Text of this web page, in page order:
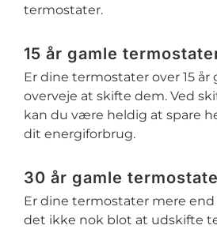
termostater.
15 år gamle
Er dine termostater over 15 år
overveje at skifte dem. Ved
kan du være heldig at spare
dit energiforbrug.
30 år gamle
Er dine termostater mere end
det ikke nok blot at udskifte